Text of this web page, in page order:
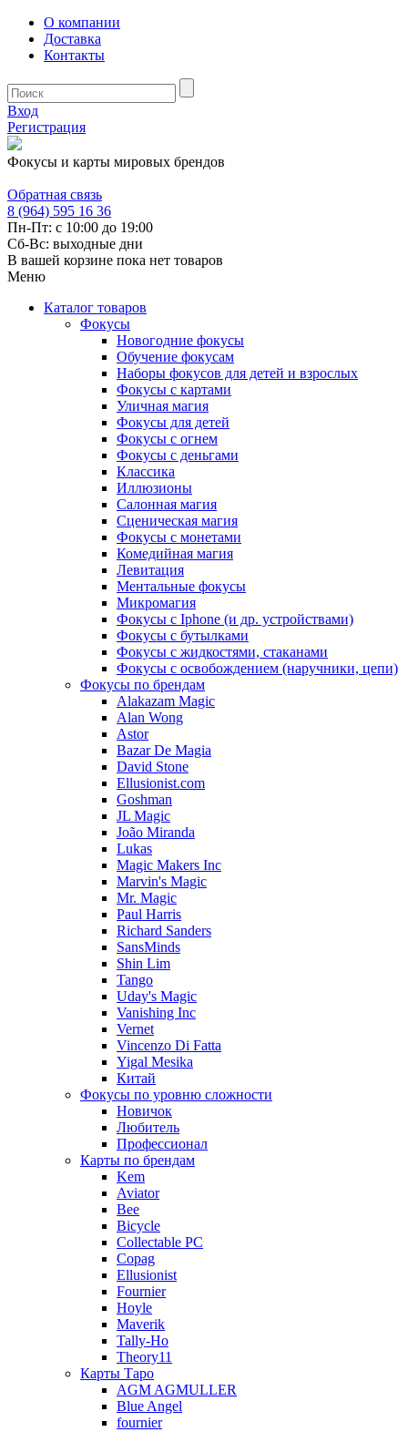
О компании
Доставка
Контакты
Вход
Регистрация
Фокусы и карты мировых брендов
Обратная связь
8 (964) 595 16 36
Пн-Пт: с 10:00 до 19:00
Сб-Вс: выходные дни
В вашей корзине пока нет товаров
Меню
Каталог товаров
Фокусы
Новогодние фокусы
Обучение фокусам
Наборы фокусов для детей и взрослых
Фокусы с картами
Уличная магия
Фокусы для детей
Фокусы с огнем
Фокусы с деньгами
Классика
Иллюзионы
Салонная магия
Сценическая магия
Фокусы с монетами
Комедийная магия
Левитация
Ментальные фокусы
Микромагия
Фокусы с Iphone (и др. устройствами)
Фокусы с бутылками
Фокусы с жидкостями, стаканами
Фокусы с освобождением (наручники, цепи)
Фокусы по брендам
Alakazam Magic
Alan Wong
Astor
Bazar De Magia
David Stone
Ellusionist.com
Goshman
JL Magic
João Miranda
Lukas
Magic Makers Inc
Marvin's Magic
Mr. Magic
Paul Harris
Richard Sanders
SansMinds
Shin Lim
Tango
Uday's Magic
Vanishing Inc
Vernet
Vincenzo Di Fatta
Yigal Mesika
Китай
Фокусы по уровню сложности
Новичок
Любитель
Профессионал
Карты по брендам
Kem
Aviator
Bee
Bicycle
Collectable PC
Copag
Ellusionist
Fournier
Hoyle
Maverik
Tally-Ho
Theory11
Карты Таро
AGM AGMULLER
Blue Angel
fournier